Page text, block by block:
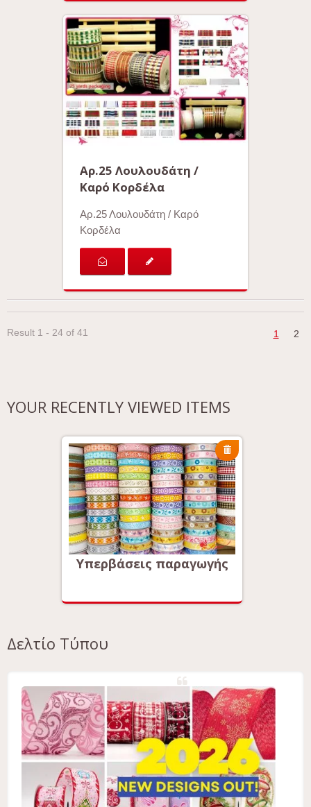
Αρ.25 Λουλουδάτη /
Καρό Κορδέλα
Αρ.25 Λουλουδάτη / Καρό
Κορδέλα
Result 1 - 24 of 41 1 2
YOUR RECENTLY VIEWED ITEMS
Υπερβάσεις παραγωγής
Δελτίο Τύπου